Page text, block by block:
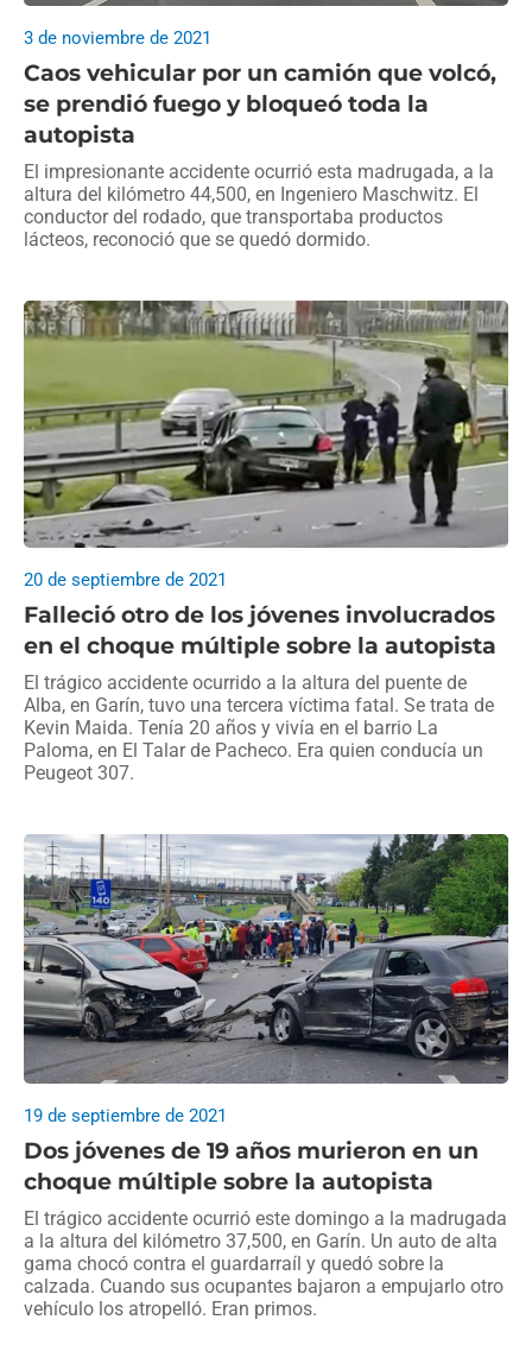
Caos vehicular por un camión que volcó,
se prendió fuego y bloqueó toda la
autopista
3 de noviembre de 2021
El impresionante accidente ocurrió esta madrugada, a la
altura del kilómetro 44,500, en Ingeniero Maschwitz. El
conductor del rodado, que transportaba productos
lácteos, reconoció que se quedó dormido.
Falleció otro de los jóvenes involucrados
en el choque múltiple sobre la autopista
20 de septiembre de 2021
El trágico accidente ocurrido a la altura del puente de
Alba, en Garín, tuvo una tercera víctima fatal. Se trata de
Kevin Maida. Tenía 20 años y vivía en el barrio La
Paloma, en El Talar de Pacheco. Era quien conducía un
Peugeot 307.
Dos jóvenes de 19 años murieron en un
choque múltiple sobre la autopista
19 de septiembre de 2021
El trágico accidente ocurrió este domingo a la madrugada
a la altura del kilómetro 37,500, en Garín. Un auto de alta
gama chocó contra el guardarraíl y quedó sobre la
calzada. Cuando sus ocupantes bajaron a empujarlo otro
vehículo los atropelló. Eran primos.